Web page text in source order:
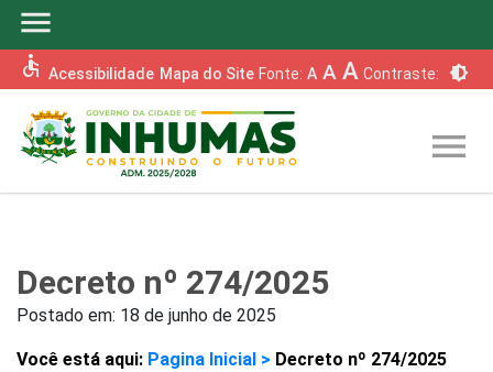
menu
accessible Acessibilidade Mapa do Site Fonte: A A A Contraste: brightness_6
menu
Decreto nº 274/2025
Postado em: 18 de junho de 2025
Você está aqui: Pagina Inicial > Decreto nº 274/2025